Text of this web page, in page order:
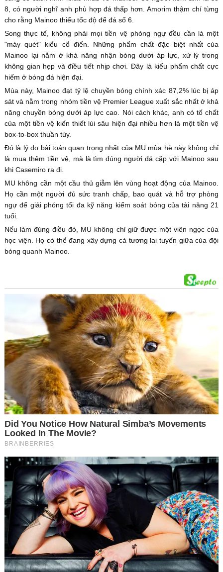
8, có người nghĩ anh phù hợp đá thấp hơn. Amorim thậm chí từng
cho rằng Mainoo thiếu tốc độ để đá số 6.
Song thực tế, không phải mọi tiền vệ phòng ngự đều cần là một
"máy quét" kiểu cổ điển. Những phẩm chất đặc biệt nhất của
Mainoo lại nằm ở khả năng nhận bóng dưới áp lực, xử lý trong
không gian hẹp và điều tiết nhịp chơi. Đây là kiểu phẩm chất cực
hiếm ở bóng đá hiện đại.
Mùa này, Mainoo đạt tỷ lệ chuyền bóng chính xác 87,2% lúc bị áp
sát và nằm trong nhóm tiền vệ Premier League xuất sắc nhất ở khả
năng chuyền bóng dưới áp lực cao. Nói cách khác, anh có tố chất
của một tiền vệ kiến thiết lùi sâu hiện đại nhiều hơn là một tiền vệ
box-to-box thuần túy.
Đó là lý do bài toán quan trọng nhất của MU mùa hè này không chỉ
là mua thêm tiền vệ, mà là tìm đúng người đá cặp với Mainoo sau
khi Casemiro ra đi.
MU không cần một cầu thủ giẫm lên vùng hoạt động của Mainoo.
Họ cần một người đủ sức tranh chấp, bao quát và hỗ trợ phòng
ngự để giải phóng tối đa kỹ năng kiểm soát bóng của tài năng 21
tuổi.
Nếu làm đúng điều đó, MU không chỉ giữ được một viên ngọc của
học viện. Họ có thể đang xây dựng cả tương lai tuyến giữa của đội
bóng quanh Mainoo.